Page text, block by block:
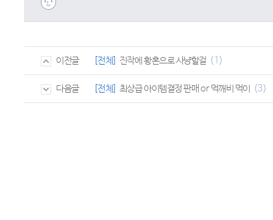
이전글 [전체] 진작에 황혼으로 사냥할걸 (1)
다음글 [전체] 최상급 아이템결정 판매 or 먹깨비 먹이 (3)